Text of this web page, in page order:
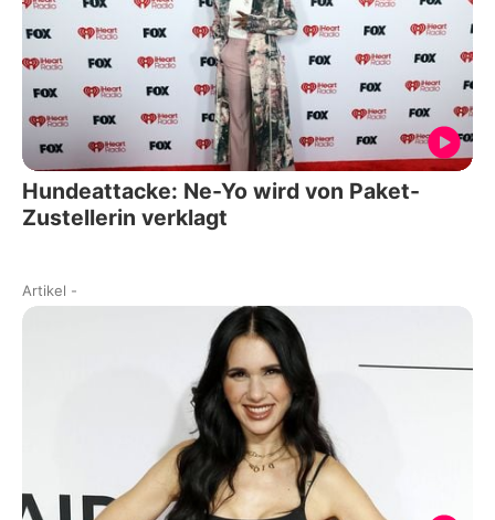
Hundeattacke: Ne-Yo wird von Paket-
Zustellerin verklagt
Artikel -